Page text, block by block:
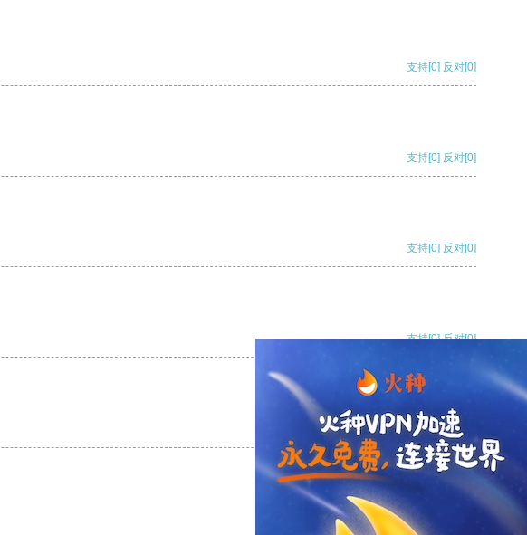
支持[0] 反对[0]
支持[0] 反对[0]
支持[0] 反对[0]
支持[0] 反对[0]
支持[0] 反对
支持